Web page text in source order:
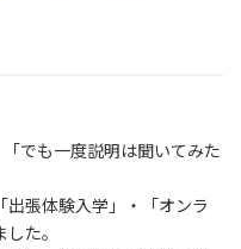
でも一度説明は聞いてみた
張体験入学」・「オンラ
た。